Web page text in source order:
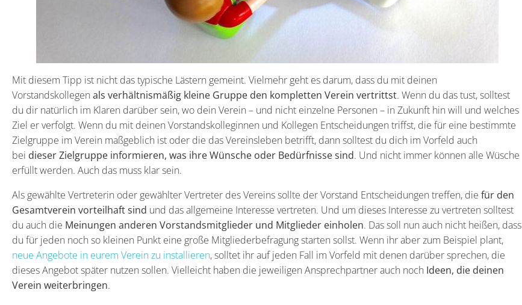
Mit diesem Tipp ist nicht das typische Lästern gemeint. Vielmehr geht es darum, dass du mit deinen
Vorstandskollegen als verhältnismäßig kleine Gruppe den kompletten Verein vertrittst. Wenn du das tust, solltest
du dir natürlich im Klaren darüber sein, wo dein Verein – und nicht einzelne Personen – in Zukunft hin will und welches
Ziel er verfolgt. Wenn du mit deinen Vorstandskolleginnen und Kollegen Entscheidungen triffst, die für eine bestimmte
Zielgruppe im Verein maßgeblich ist oder die das Vereinsleben betrifft, dann solltest du dich im Vorfeld auch
bei dieser Zielgruppe informieren, was ihre Wünsche oder Bedürfnisse sind. Und nicht immer können alle Wüsche
erfüllt werden. Auch das muss klar sein.
Als gewählte Vertreterin oder gewählter Vertreter des Vereins sollte der Vorstand Entscheidungen treffen, die für den
Gesamtverein vorteilhaft sind und das allgemeine Interesse vertreten. Und um dieses Interesse zu vertreten solltest
du auch die Meinungen anderen Vorstandsmitglieder und Mitglieder einholen. Das soll nun auch nicht heißen, dass
du für jeden noch so kleinen Punkt eine große Mitgliederbefragung starten sollst. Wenn ihr aber zum Beispiel plant,
neue Angebote in eurem Verein zu installieren, solltet ihr auf jeden Fall im Vorfeld mit denen darüber sprechen, die
dieses Angebot später nutzen sollen. Vielleicht haben die jeweiligen Ansprechpartner auch noch Ideen, die deinen
Verein weiterbringen.